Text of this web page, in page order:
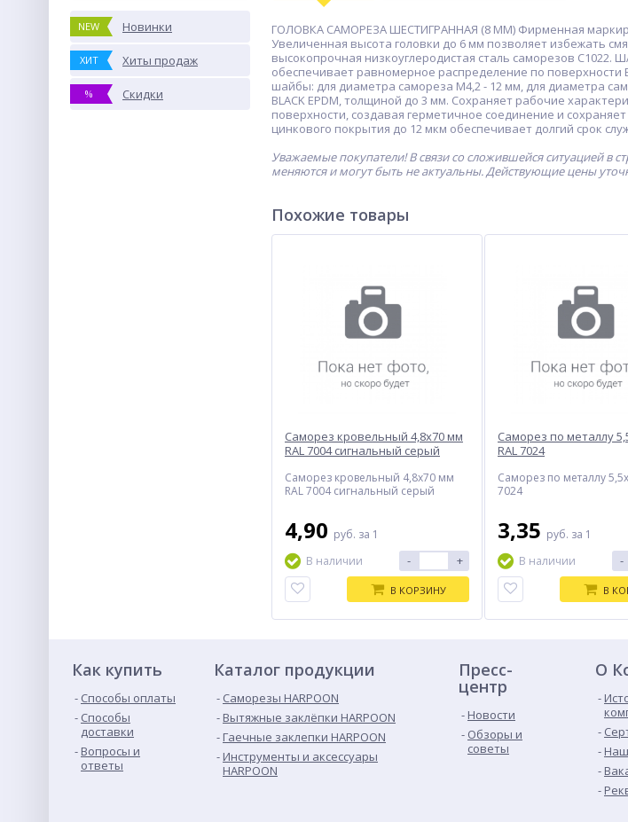
NEW Новинки
ХИТ Хиты продаж
% Скидки
ГОЛОВКА САМОРЕЗА ШЕСТИГРАННАЯ (8 ММ) Фирменная
Увеличенная высота головки до 6 мм позволяет избежать
высокопрочная низкоуглеродистая сталь саморезов
обеспечивает равномерное распределение по
шайбы: для диаметра самореза М4,2 - 12 мм, для диаметра
BLACK EPDM, толщиной до 3 мм. Сохраняет рабочие
поверхности, создавая герметичное соединение и
цинкового покрытия до 12 мкм обеспечивает долгий срок
Уважаемые покупатели! В связи со сложившейся ситуацией в
меняются и могут быть не актуальны. Действующие цены
Похожие товары
Саморез кровельный 4,8x70 мм
RAL 7004 сигнальный серый
Саморез кровельный 4,8x70 мм
RAL 7004 сигнальный серый
4,90 руб. за 1
В наличии
- +
В КОРЗИНУ
Саморез по металлу
RAL 7024
Саморез по металлу
7024
3,35 руб. за 1
В наличии
-
В
Как купить
Способы оплаты
Способы
доставки
Вопросы и
ответы
Каталог продукции
Саморезы HARPOON
Вытяжные заклёпки HARPOON
Гаечные заклепки HARPOON
Инструменты и аксессуары
HARPOON
Пресс-
центр
Новости
Обзоры и
советы
О